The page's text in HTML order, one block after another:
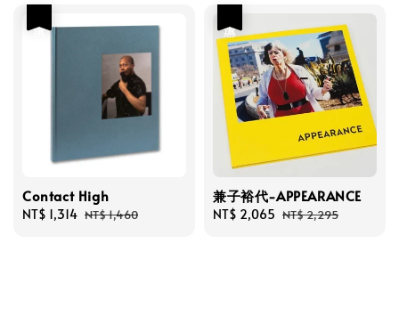
Contact High
Sale
NT$ 1,314 Regular
NT$ 1,460
兼子裕代-APPEARANCE
Sale
NT$ 2,065 Regular
NT$ 2,295